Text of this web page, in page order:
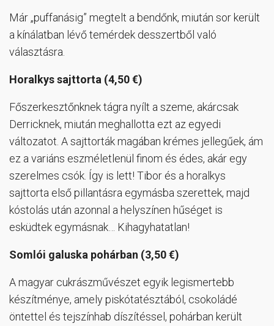
Már „puffanásig” megtelt a bendőnk, miután sor került
a kínálatban lévő temérdek desszertből való
választásra.
Horalkys sajttorta (4,50 €)
Főszerkesztőnknek tágra nyílt a szeme, akárcsak
Derricknek, miután meghallotta ezt az egyedi
változatot. A sajttorták magában krémes jellegűek, ám
ez a variáns eszméletlenül finom és édes, akár egy
szerelmes csók. Így is lett! Tibor és a horalkys
sajttorta első pillantásra egymásba szerettek, majd
kóstolás után azonnal a helyszínen hűséget is
esküdtek egymásnak… Kihagyhatatlan!
Somlói galuska pohárban (3,50 €)
A magyar cukrászművészet egyik legismertebb
készítménye, amely piskótatésztából, csokoládé
öntettel és tejszínhab díszítéssel, pohárban került